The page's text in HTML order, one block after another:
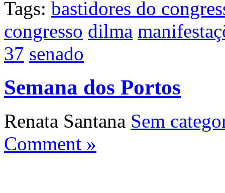
Tags: bastidores do
congresso dilma
37 senado
Semana dos Portos
Renata Santana Sem
Comment »